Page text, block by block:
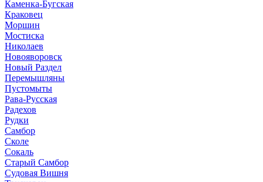
Каменка-Бугская
Краковец
Моршин
Мостиска
Николаев
Новояворовск
Новый Раздел
Перемышляны
Пустомыты
Рава-Русская
Радехов
Рудки
Самбор
Сколе
Сокаль
Старый Самбор
Судовая Вишня